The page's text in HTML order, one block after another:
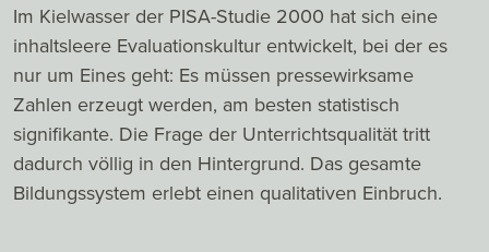
Im Kielwasser der PISA-Studie 2000 hat sich eine
inhaltsleere Evaluationskultur entwickelt, bei der es
nur um Eines geht: Es müssen pressewirksame
Zahlen erzeugt werden, am besten statistisch
signifikante. Die Frage der Unterrichtsqualität tritt
dadurch völlig in den Hintergrund. Das gesamte
Bildungssystem erlebt einen qualitativen Einbruch.